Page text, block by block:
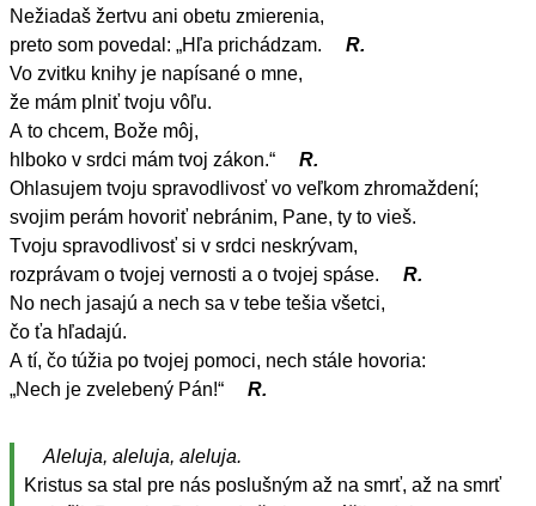
Nežiadaš žertvu ani obetu zmierenia,
preto som povedal: „Hľa prichádzam.
R.
Vo zvitku knihy je napísané o mne,
že mám plniť tvoju vôľu.
A to chcem, Bože môj,
hlboko v srdci mám tvoj zákon.“
R.
Ohlasujem tvoju spravodlivosť vo veľkom zhromaždení;
svojim perám hovoriť nebránim, Pane, ty to vieš.
Tvoju spravodlivosť si v srdci neskrývam,
rozprávam o tvojej vernosti a o tvojej spáse.
R.
No nech jasajú a nech sa v tebe tešia všetci,
čo ťa hľadajú.
A tí, čo túžia po tvojej pomoci, nech stále hovoria:
„Nech je zvelebený Pán!“
R.
Aleluja, aleluja, aleluja.
Kristus sa stal pre nás poslušným až na smrť, až na smrť